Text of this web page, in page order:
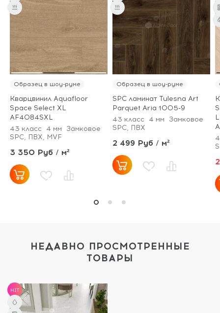
Образец в шоу-руме
Кварцвинил Aquafloor
Space Select XL
AF4084SXL
43 класс
4 мм
Замковое
SPC, ПВХ, MVF
3 350 Руб / м²
Образец в шоу-руме
SPC ламинат Tulesna Art
Parquet Aria 1005-9
43 класс
4 мм
Замковое
SPC, ПВХ
2 499 Руб / м²
НЕДАВНО ПРОСМОТРЕННЫЕ
ТОВАРЫ
HIT